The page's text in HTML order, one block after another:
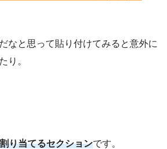
なと思って貼り付けてみると意外に
り。
り当てるセクションです。